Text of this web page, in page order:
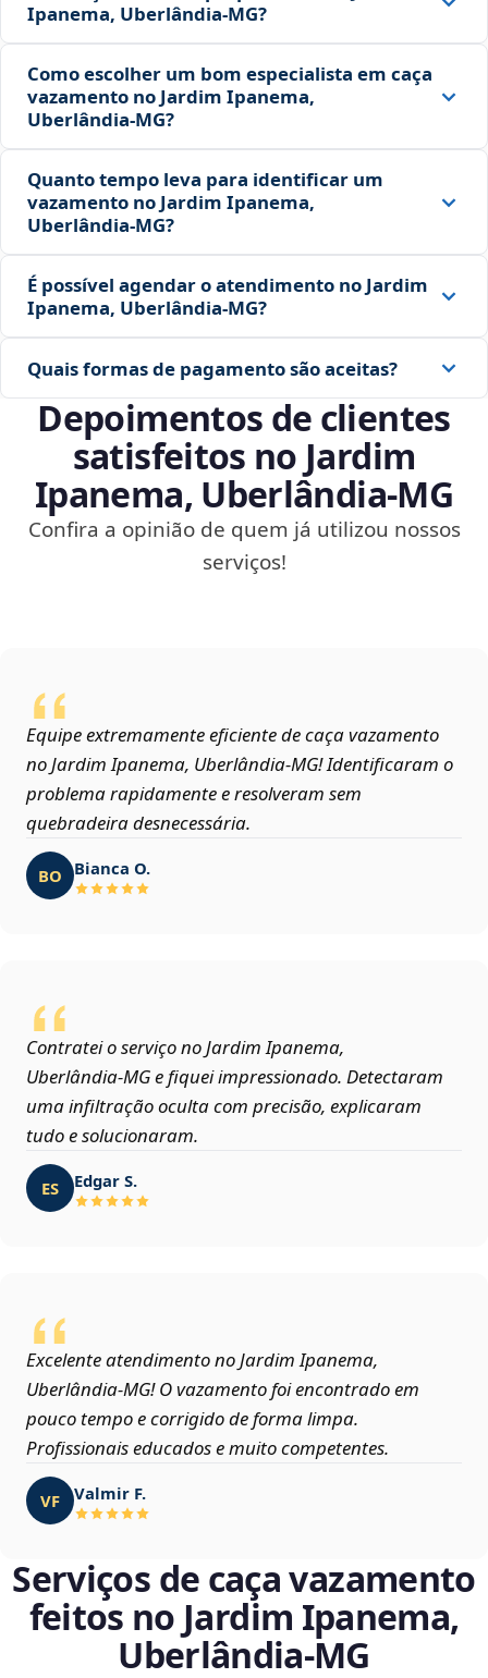
Ipanema, Uberlândia‑MG?
Como escolher um bom especialista em caça
vazamento no Jardim Ipanema,
Uberlândia‑MG?
Quanto tempo leva para identificar um
vazamento no Jardim Ipanema,
Uberlândia‑MG?
É possível agendar o atendimento no Jardim
Ipanema, Uberlândia‑MG?
Quais formas de pagamento são aceitas?
Depoimentos de clientes
satisfeitos no Jardim
Ipanema, Uberlândia‑MG
Confira a opinião de quem já utilizou nossos
serviços!
Equipe extremamente eficiente de caça vazamento
no Jardim Ipanema, Uberlândia‑MG! Identificaram o
problema rapidamente e resolveram sem
quebradeira desnecessária.
BO Bianca O.
Contratei o serviço no Jardim Ipanema,
Uberlândia‑MG e fiquei impressionado. Detectaram
uma infiltração oculta com precisão, explicaram
tudo e solucionaram.
ES Edgar S.
Excelente atendimento no Jardim Ipanema,
Uberlândia‑MG! O vazamento foi encontrado em
pouco tempo e corrigido de forma limpa.
Profissionais educados e muito competentes.
VF Valmir F.
Serviços de caça vazamento
feitos no Jardim Ipanema,
Uberlândia‑MG